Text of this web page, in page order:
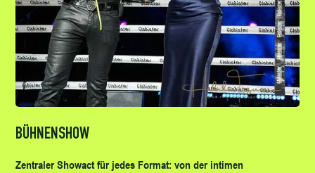
BÜHNENSHOW
Zentraler Showact für jedes Format: von der intimen